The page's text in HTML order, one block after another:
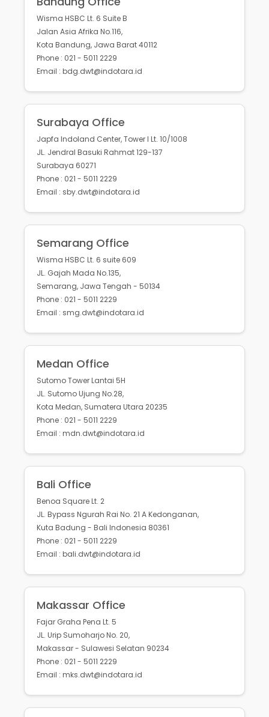
Wisma HSBC Lt. 6 Suite B
Jalan Asia Afrika No.116,
Kota Bandung, Jawa Barat 40112
Phone : 021 - 5011 2229
Email : bdg.dwt@indotara.id
Surabaya Office
Japfa Indoland Center, Tower I Lt. 10/1008
JL. Jendral Basuki Rahmat 129-137
Surabaya 60271
Phone : 021 - 5011 2229
Email : sby.dwt@indotara.id
Semarang Office
Wisma HSBC Lt. 6 suite 609
JL. Gajah Mada No.135,
Semarang, Jawa Tengah - 50134
Phone : 021 - 5011 2229
Email : smg.dwt@indotara.id
Medan Office
Sutomo Tower Lantai 5H
JL. Sutomo Ujung No.28,
Kota Medan, Sumatera Utara 20235
Phone : 021 - 5011 2229
Email : mdn.dwt@indotara.id
Bali Office
Benoa Square Lt. 2
JL. Bypass Ngurah Rai No. 21 A Kedonganan,
Kuta Badung - Bali Indonesia 80361
Phone : 021 - 5011 2229
Email : bali.dwt@indotara.id
Makassar Office
Fajar Graha Pena Lt. 5
JL. Urip Sumoharjo No. 20,
Makassar - Sulawesi Selatan 90234
Phone : 021 - 5011 2229
Email : mks.dwt@indotara.id